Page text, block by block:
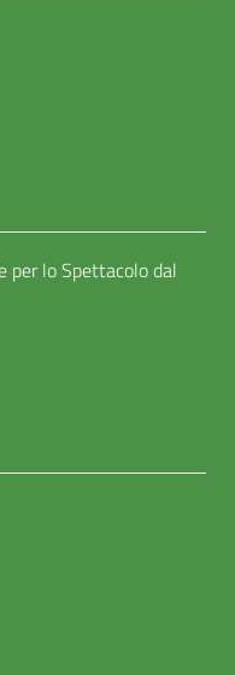
per lo Spettacolo dal